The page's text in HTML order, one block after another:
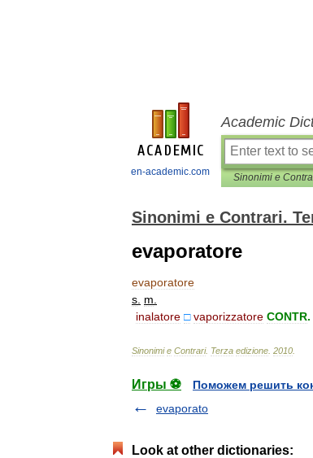
en-academic.com
Academic
Sinonimi e Contrari.
evaporatore
evaporatore
s m
inalatore □ vaporizzatore CONTR.
Sinonimi e Contrari. Terza edizione 2010
Игры ⚽
Поможем решить
evaporato
Look at other dictionaries: